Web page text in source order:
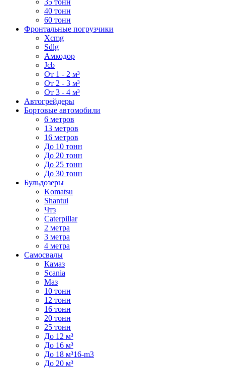
40 тонн
60 тонн
Фронтальные погрузчики
Xcmg
Sdlg
Амкодор
Jcb
От 1 - 2 м³
От 2 - 3 м³
От 3 - 4 м³
Автогрейдеры
Бортовые автомобили
6 метров
13 метров
16 метров
До 10 тонн
До 20 тонн
До 25 тонн
До 30 тонн
Бульдозеры
Komatsu
Shantui
Чтз
Caterpillar
2 метра
3 метра
4 метра
Самосвалы
Камаз
Scania
Маз
10 тонн
12 тонн
16 тонн
20 тонн
25 тонн
До 12 м³
До 16 м³
До 18 м³16-m3
До 20 м³